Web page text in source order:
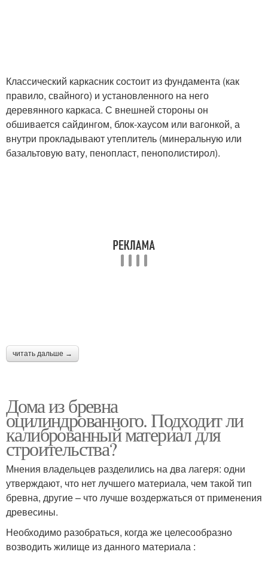
Классический каркасник состоит из фундамента (как
правило, свайного) и установленного на него
деревянного каркаса. С внешней стороны он
обшивается сайдингом, блок-хаусом или вагонкой, а
внутри прокладывают утеплитель (минеральную или
базальтовую вату, пенопласт, пенополистирол).
читать дальше →
Дома из бревна
оцилиндрованного. Подходит ли
калиброванный материал для
строительства?
Мнения владельцев разделились на два лагеря: одни
утверждают, что нет лучшего материала, чем такой тип
бревна, другие – что лучше воздержаться от применения
древесины.
Необходимо разобраться, когда же целесообразно
возводить жилище из данного материала :